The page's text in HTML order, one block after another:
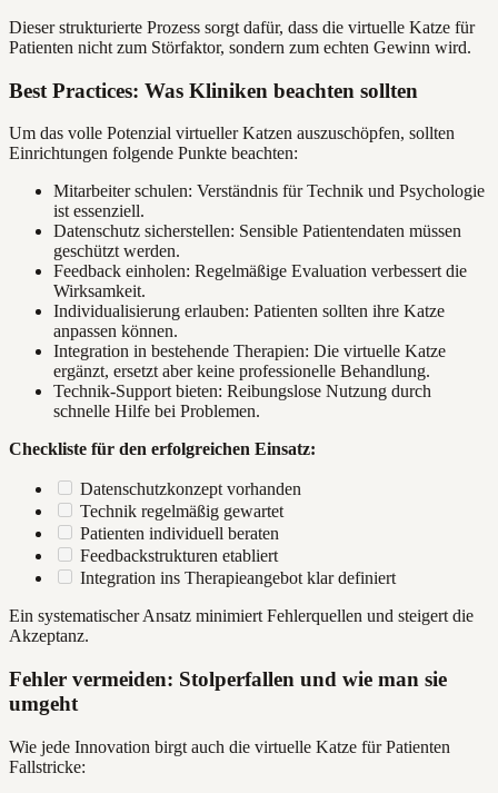
Dieser strukturierte Prozess sorgt dafür, dass die virtuelle Katze für
Patienten nicht zum Störfaktor, sondern zum echten Gewinn wird.
Best Practices: Was Kliniken beachten sollten
Um das volle Potenzial virtueller Katzen auszuschöpfen, sollten
Einrichtungen folgende Punkte beachten:
Mitarbeiter schulen: Verständnis für Technik und Psychologie
ist essenziell.
Datenschutz sicherstellen: Sensible Patientendaten müssen
geschützt werden.
Feedback einholen: Regelmäßige Evaluation verbessert die
Wirksamkeit.
Individualisierung erlauben: Patienten sollten ihre Katze
anpassen können.
Integration in bestehende Therapien: Die virtuelle Katze
ergänzt, ersetzt aber keine professionelle Behandlung.
Technik-Support bieten: Reibungslose Nutzung durch
schnelle Hilfe bei Problemen.
Checkliste für den erfolgreichen Einsatz:
Datenschutzkonzept vorhanden
Technik regelmäßig gewartet
Patienten individuell beraten
Feedbackstrukturen etabliert
Integration ins Therapieangebot klar definiert
Ein systematischer Ansatz minimiert Fehlerquellen und steigert die
Akzeptanz.
Fehler vermeiden: Stolperfallen und wie man sie
umgeht
Wie jede Innovation birgt auch die virtuelle Katze für Patienten
Fallstricke: